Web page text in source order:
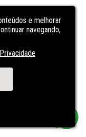
e melhorar
navegando,